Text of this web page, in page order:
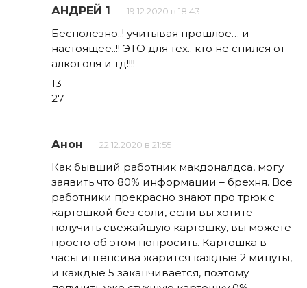
АНДРЕЙ 1 19.12.2020 в 18:43
Бесполезно..! учитывая прошлое… и
настоящее..!! ЭТО для тех.. кто не спился от
алкоголя и тд!!!!
13
27
Анон 22.12.2020 в 21:55
Как бывший работник макдоналдса, могу
заявить что 80% информации – брехня. Все
работники прекрасно знают про трюк с
картошкой без соли, если вы хотите
получить свежайшую картошку, вы можете
просто об этом попросить. Картошка в
часы интенсива жарится каждые 2 минуты,
и каждые 5 заканчивается, поэтому